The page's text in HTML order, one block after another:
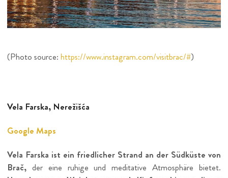
(Photo source:https://www.instagram.com/visitbrac/#)
Vela Farska, Nerežišća
Google Maps
Vela Farska ist ein friedlicher Strand an der Südküste von
Brač, der eine ruhige und meditative Atmosphäre bietet.